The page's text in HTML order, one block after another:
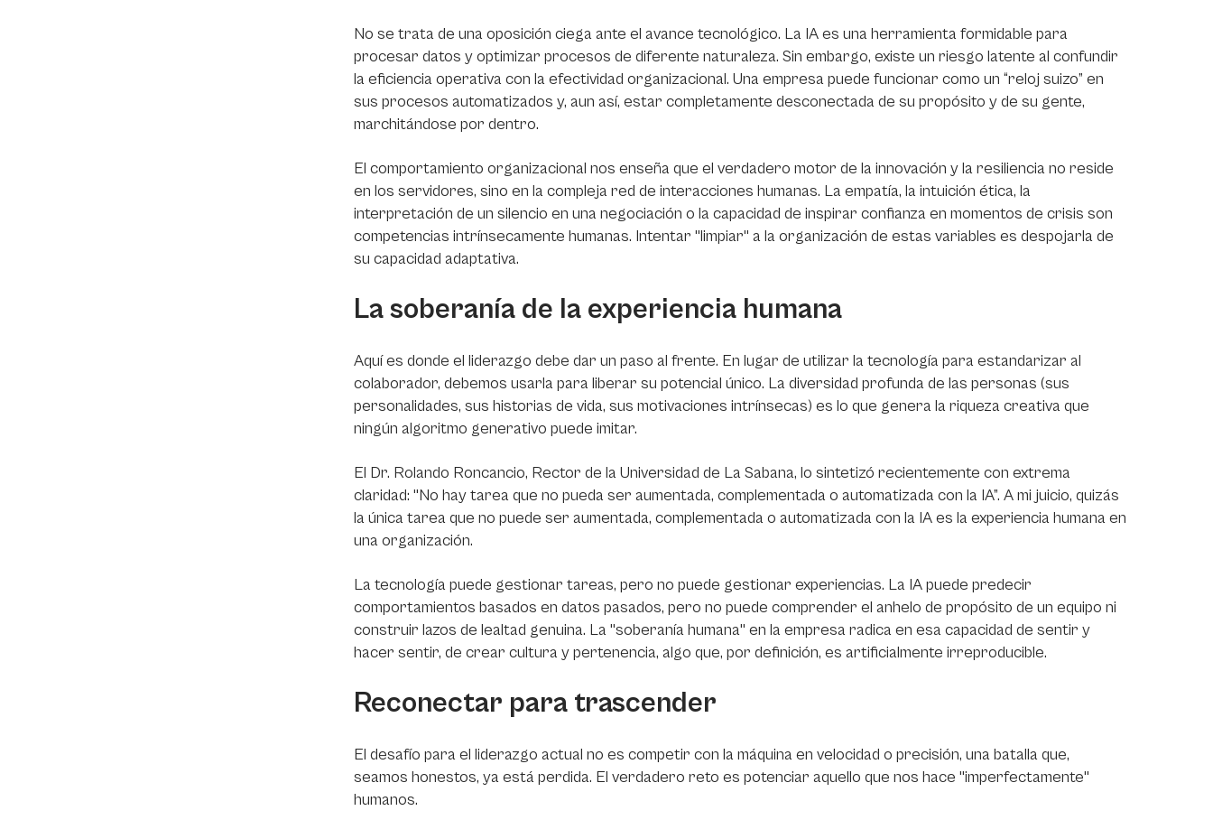
No se trata de una oposición ciega ante el avance tecnológico. La IA es una herramienta formidable para
procesar datos y optimizar procesos de diferente naturaleza. Sin embargo, existe un riesgo latente al confundir
la eficiencia operativa con la efectividad organizacional. Una empresa puede funcionar como un “reloj suizo” en
sus procesos automatizados y, aun así, estar completamente desconectada de su propósito y de su gente,
marchitándose por dentro.
El comportamiento organizacional nos enseña que el verdadero motor de la innovación y la resiliencia no reside
en los servidores, sino en la compleja red de interacciones humanas. La empatía, la intuición ética, la
interpretación de un silencio en una negociación o la capacidad de inspirar confianza en momentos de crisis son
competencias intrínsecamente humanas. Intentar "limpiar" a la organización de estas variables es despojarla de
su capacidad adaptativa.
La soberanía de la experiencia humana
Aquí es donde el liderazgo debe dar un paso al frente. En lugar de utilizar la tecnología para estandarizar al
colaborador, debemos usarla para liberar su potencial único. La diversidad profunda de las personas (sus
personalidades, sus historias de vida, sus motivaciones intrínsecas) es lo que genera la riqueza creativa que
ningún algoritmo generativo puede imitar.
El Dr. Rolando Roncancio, Rector de la Universidad de La Sabana, lo sintetizó recientemente con extrema
claridad: "No hay tarea que no pueda ser aumentada, complementada o automatizada con la IA”. A mi juicio, quizás
la única tarea que no puede ser aumentada, complementada o automatizada con la IA es la experiencia humana en
una organización.
La tecnología puede gestionar tareas, pero no puede gestionar experiencias. La IA puede predecir
comportamientos basados en datos pasados, pero no puede comprender el anhelo de propósito de un equipo ni
construir lazos de lealtad genuina. La "soberanía humana" en la empresa radica en esa capacidad de sentir y
hacer sentir, de crear cultura y pertenencia, algo que, por definición, es artificialmente irreproducible.
Reconectar para trascender
El desafío para el liderazgo actual no es competir con la máquina en velocidad o precisión, una batalla que,
seamos honestos, ya está perdida. El verdadero reto es potenciar aquello que nos hace "imperfectamente"
humanos.